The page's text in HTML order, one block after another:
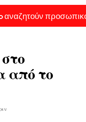
αναζητούν
από το